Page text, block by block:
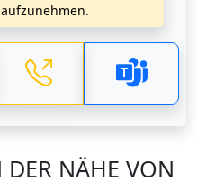
NÄHE VON